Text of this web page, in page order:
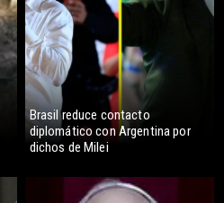
Brasil reduce contacto
diplomático con Argentina por
dichos de Milei